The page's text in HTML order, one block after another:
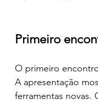
Primeiro
O primeiro
A apresentação
ferramentas